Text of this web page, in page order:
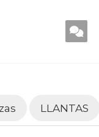
LLANTAS